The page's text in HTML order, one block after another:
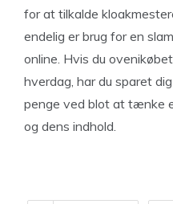
for at tilkalde
endelig er brug for en
online. Hvis du
hverdag, har du sparet
penge ved blot at tænke
og dens indhold.